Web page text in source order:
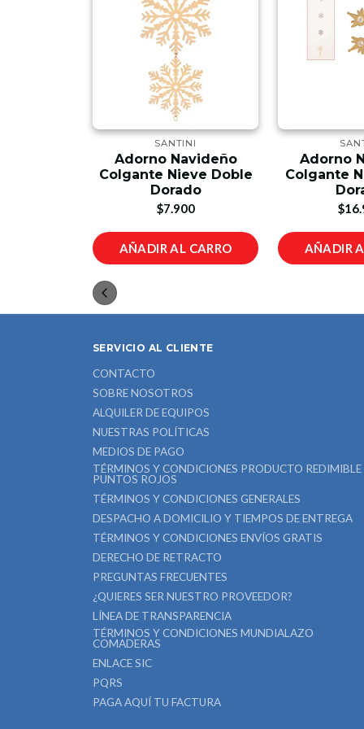
SANTINI
Adorno Navideño
Colgante Nieve Doble
Dorado
$7.900
AÑADIR AL CARRO
Adorno
Colgante
AÑADIR
SERVICIO AL CLIENTE
CONTACTO
SOBRE NOSOTROS
ALQUILER DE EQUIPOS
NUESTRAS POLÍTICAS
MEDIOS DE PAGO
TÉRMINOS Y CONDICIONES PRODUCTO REDIMIBLE
PUNTOS ROJOS
TÉRMINOS Y CONDICIONES GENERALES
DESPACHO A DOMICILIO Y TIEMPOS DE ENTREGA
TÉRMINOS Y CONDICIONES ENVÍOS GRATIS
DERECHO DE RETRACTO
PREGUNTAS FRECUENTES
¿QUIERES SER NUESTRO PROVEEDOR?
LÍNEA DE TRANSPARENCIA
TÉRMINOS Y CONDICIONES MUNDIALAZO
COMADERAS
ENLACE SIC
PQRS
PAGA AQUÍ TU FACTURA